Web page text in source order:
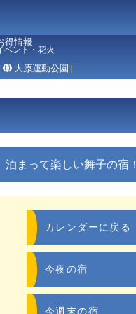
得情報
ベント・花火
大原運動公園 |
泊まって楽しい舞子の宿！
カレンダーに戻る
今夜の宿
今週末の宿